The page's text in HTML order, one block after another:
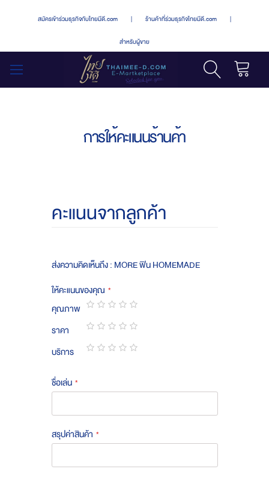
สมัครเข้าร่วมธุรกิจกับไทยมีดี.com | ร้านค้าที่ร่วมธุรกิจไทยมีดี.com |
สำหรับผู้ขาย
การให้คะแนนร้านค้า
คะแนนจากลูกค้า
ส่งความคิดเห็นถึง : MORE ฟิน HOMEMADE
ให้คะแนนของคุณ
คุณภาพ
1
star
2
stars
3
stars
4
stars
5
stars
ราคา
1
star
2
stars
3
stars
4
stars
5
stars
บริการ
ชื่อเล่น
สรุปค่าสินค้า